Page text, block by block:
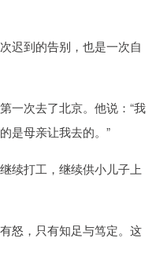
迟到的告别，也是一次自
一次去了北京。他说：“我
是母亲让我去的。”
续打工，继续供小儿子上
怒，只有知足与笃定。这